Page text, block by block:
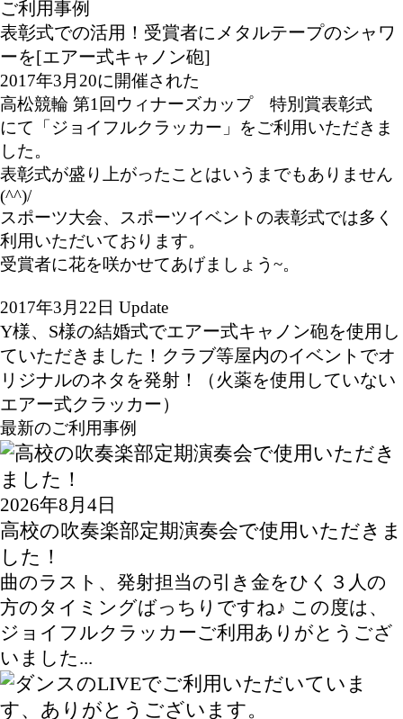
ご利用事例
表彰式での活用！受賞者にメタルテープのシャワ
ーを[エアー式キャノン砲]
2017年3月20に開催された
高松競輪 第1回ウィナーズカップ 特別賞表彰式
にて「ジョイフルクラッカー」をご利用いただきま
した。
表彰式が盛り上がったことはいうまでもありません
(^^)/
スポーツ大会、スポーツイベントの表彰式では多く
利用いただいております。
受賞者に花を咲かせてあげましょう~。
2017年3月22日 Update
Y様、S様の結婚式でエアー式キャノン砲を使用し
ていただきました！ クラブ等屋内のイベントでオ
リジナルのネタを発射！（火薬を使用していない
エアー式クラッカー）
最新のご利用事例
2026年8月4日
高校の吹奏楽部定期演奏会で使用いただきま
した！
曲のラスト、発射担当の引き金をひく３人の
方のタイミングばっちりですね♪ この度は、
ジョイフルクラッカーご利用ありがとうござ
いました...